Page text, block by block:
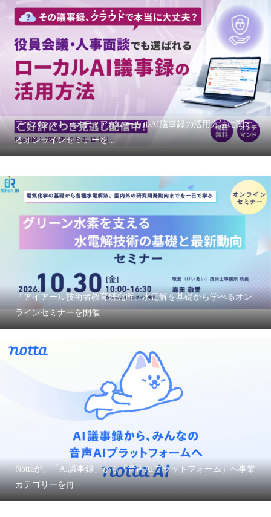
アドバンスト・メディアがローカルAI議事録の活用方法に関す
るオンラインセミナーを...
「アイアール技術者教育研究所」水電解を基礎から学べるオン
ラインセミナーを開催
Nottaが、「AI議事録」から「音声AIプラットフォーム」へ事業
カテゴリーを再...